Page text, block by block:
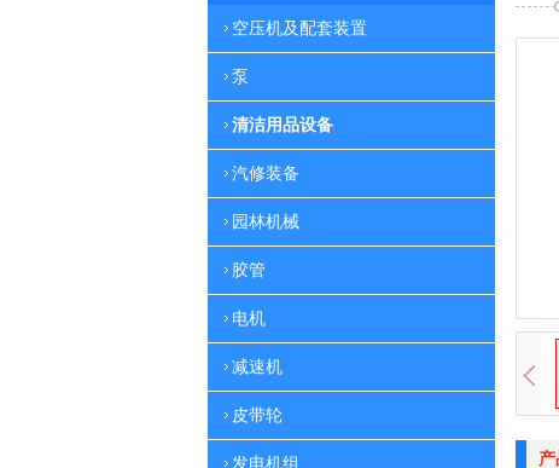
空压机及配套装置
泵
清洁用品设备
汽修装备
园林机械
胶管
电机
减速机
皮带轮
发电机组